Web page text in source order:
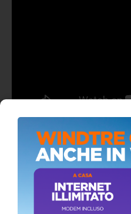
ALMANACCO DEL GIORNO